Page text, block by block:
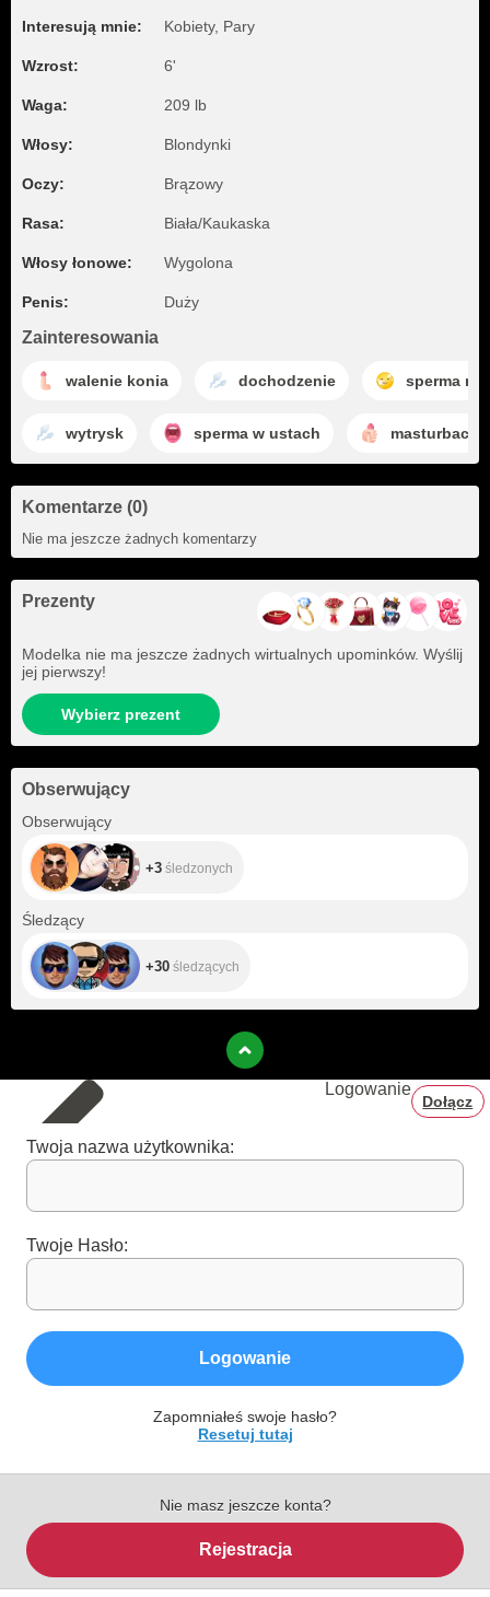
Interesują mnie: Kobiety, Pary
Wzrost: 6'
Waga: 209 lb
Włosy: Blondynki
Oczy: Brązowy
Rasa: Biała/Kaukaska
Włosy łonowe: Wygolona
Penis: Duży
Zainteresowania
walenie konia dochodzenie sperma na
wytrysk sperma w ustach masturbacja
Komentarze (0)
Nie ma jeszcze żadnych komentarzy
Prezenty
Modelka nie ma jeszcze żadnych wirtualnych upominków. Wyślij
jej pierwszy!
Wybierz prezent
Obserwujący
Obserwujący
+3 śledzonych
Śledzący
+30 śledzących
Logowanie
Dołącz
Twoja nazwa użytkownika:
Twoje Hasło:
Logowanie
Zapomniałeś swoje hasło?
Resetuj tutaj
Nie masz jeszcze konta?
Rejestracja